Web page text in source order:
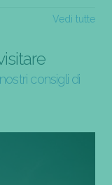
Vedi tutte
consigli di